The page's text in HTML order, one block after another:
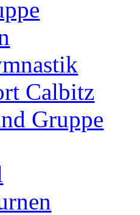
Calbitz
Gruppe